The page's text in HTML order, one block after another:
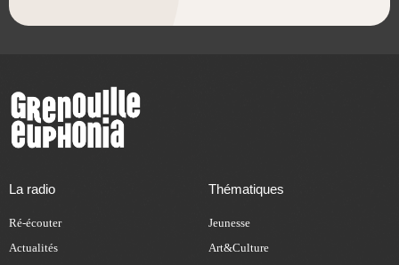
La radio
Ré-écouter
Actualités
Thématiques
Jeunesse
Art&Culture